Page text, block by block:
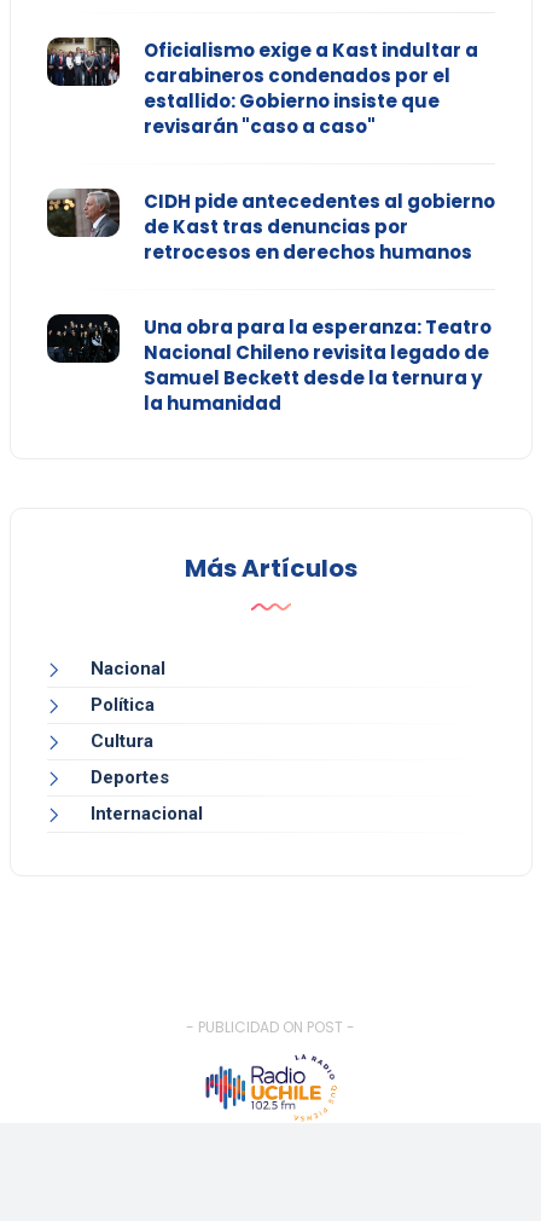
Oficialismo exige a Kast indultar a
carabineros condenados por el
estallido: Gobierno insiste que
revisarán "caso a caso"
CIDH pide antecedentes al gobierno
de Kast tras denuncias por
retrocesos en derechos humanos
Una obra para la esperanza: Teatro
Nacional Chileno revisita legado de
Samuel Beckett desde la ternura y
la humanidad
Más Artículos
Nacional
Política
Cultura
Deportes
Internacional
- PUBLICIDAD ON POST -